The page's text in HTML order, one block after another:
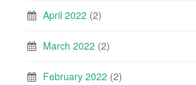
April 2022 (2)
March 2022 (2)
February 2022 (2)